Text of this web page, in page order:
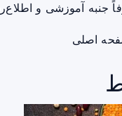
جنبه آموزشی و
اصلی